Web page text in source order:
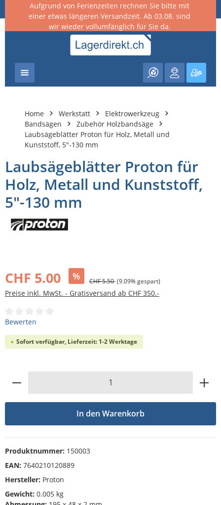
springen
Aufgrund von Ferienzeiten rechnen Sie bitte mit
einer etwas längeren Versandzeit. Ab 03.08. sind
wir wieder vollumfänglich für Sie da.
Home Werkstatt
Elektrowerkzeug
Bandsägen
Zubehör Holzbandsäge
Laubsägeblätter Proton für Holz, Metall und
Kunststoff, 5"-130 mm
Laubsägeblätter Proton für
Holz, Metall und Kunststoff,
5"-130 mm
CHF 5.00 % CHF 5.50(9.09% gespart)
Preise inkl. MwSt. - Gratisversand ab CHF 350.-
Durchschnittliche Bewertung von 0 von 5 Sternen
Bewerten
Sofort verfügbar, Lieferzeit: 1-2 Werktage
Produkt Anzahl: Gib den gewünschten
In den Warenkorb
Produktnummer: 150003
EAN: 7640210120889
Hersteller: Proton
Gewicht: 0.005 kg